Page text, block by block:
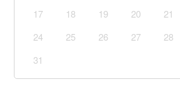
17
18 19 20 21
24
25 26 27 28
31